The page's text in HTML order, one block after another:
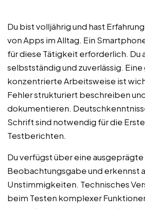
Du bist volljährig und hast
von Apps im Alltag. Ein
für diese Tätigkeit erforderlich. Du
selbstständig und zuverlässig. Eine
konzentrierte Arbeitsweise ist
Fehler strukturiert beschreiben
dokumentieren.
Schrift sind notwendig für die
Testberichten.
Du verfügst über eine ausgeprägte
Beobachtungsgabe und erkennst
Unstimmigkeiten. Technisches
beim Testen komplexer